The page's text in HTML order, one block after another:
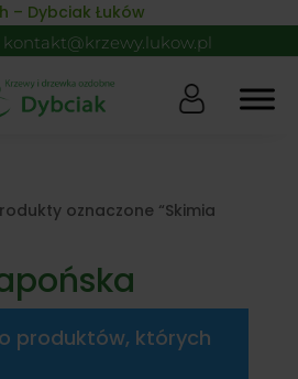
– Dybciak Łuków
kontakt@krzewy.lukow.pl
oznaczone “Skimia
produktów, których